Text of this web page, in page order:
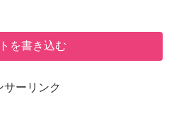
を書き込む
サーリンク